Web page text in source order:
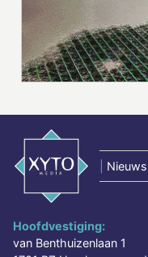
Hoofdvestiging:
van Benthuizenlaan 1